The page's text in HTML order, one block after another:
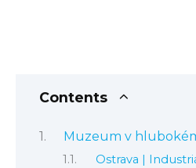
Contents
Muzeum v
Ostrava |